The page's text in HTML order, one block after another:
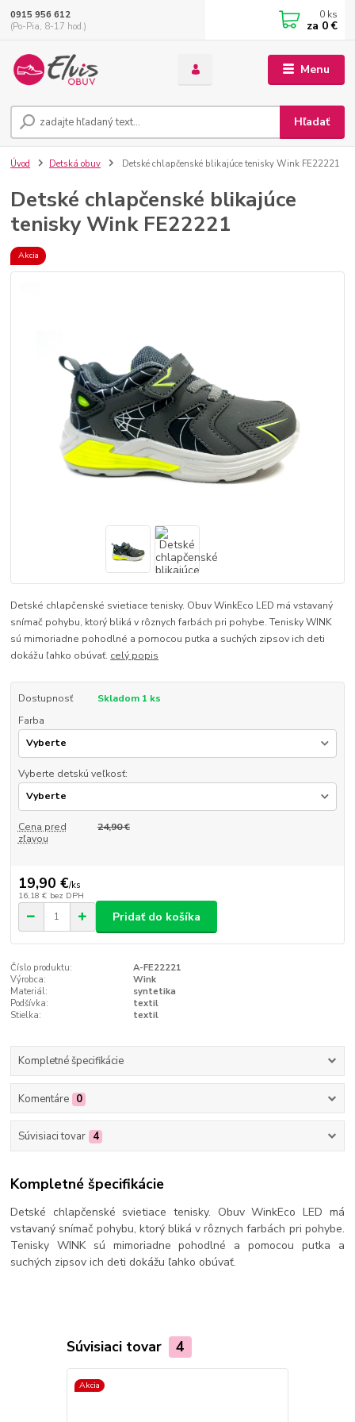
Menu
Hľadať
0915 956 612
(Po-Pia, 8-17 hod.)
0 ks
za 0 €
Úvod Detská obuv Detské chlapčenské blikajúce tenisky Wink FE22221
Detské chlapčenské blikajúce
tenisky Wink FE22221
Akcia
Detské chlapčenské svietiace tenisky. Obuv WinkEco LED má vstavaný
snímač pohybu, ktorý bliká v rôznych farbách pri pohybe. Tenisky WINK
sú mimoriadne pohodlné a pomocou putka a suchých zipsov ich deti
dokážu ľahko obúvať. celý popis
Dostupnosť
Skladom 1 ks
Farba
Vyberte detskú veľkosť:
Cena pred
zľavou
24,90 €
19,90 €/ks
16,18 € bez DPH
Pridať do košíka
Číslo produktu:
A-FE22221
Výrobca:
Wink
Materiál:
syntetika
Podšívka:
textil
Stielka:
textil
Kompletné špecifikácie
Komentáre 0
Súvisiaci tovar 4
Kompletné špecifikácie
Detské chlapčenské svietiace tenisky. Obuv WinkEco LED má
vstavaný snímač pohybu, ktorý bliká v rôznych farbách pri pohybe.
Tenisky WINK sú mimoriadne pohodlné a pomocou putka a
suchých zipsov ich deti dokážu ľahko obúvať.
Súvisiaci tovar 4
Akcia